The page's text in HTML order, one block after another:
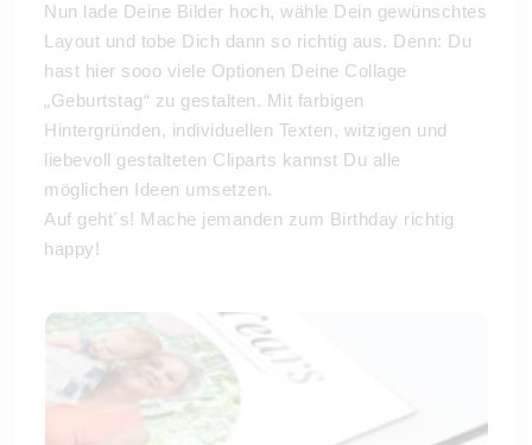
Nun lade Deine Bilder hoch, wähle Dein gewünschtes
Layout und tobe Dich dann so richtig aus. Denn: Du
hast hier sooo viele Optionen Deine Collage
„Geburtstag“ zu gestalten. Mit farbigen
Hintergründen, individuellen Texten, witzigen und
liebevoll gestalteten Cliparts kannst Du alle
möglichen Ideen umsetzen.
Auf geht´s! Mache jemanden zum Birthday richtig
happy!